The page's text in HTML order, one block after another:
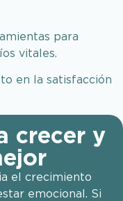
para
vitales.​
en la satisfacción
crecer y
el crecimiento
emocional. Si